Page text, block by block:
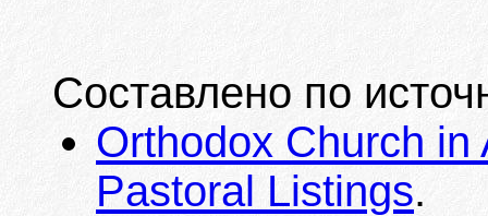
Составлено по
Orthodox Church in
Pastoral Listings.